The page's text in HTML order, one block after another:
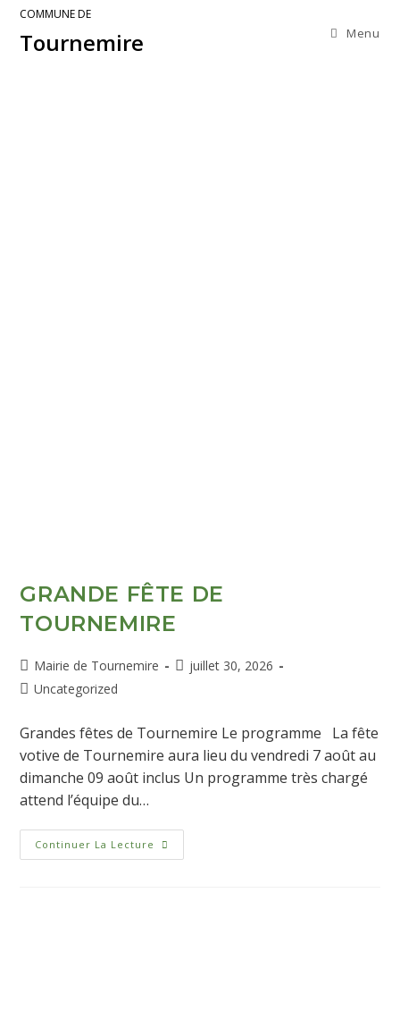
COMMUNE DE
Tournemire Menu
GRANDE FÊTE DE
TOURNEMIRE
Mairie de Tournemire
juillet 30, 2026
Uncategorized
Grandes fêtes de Tournemire Le programme La fête
votive de Tournemire aura lieu du vendredi 7 août au
dimanche 09 août inclus Un programme très chargé
attend l’équipe du…
Continuer La Lecture